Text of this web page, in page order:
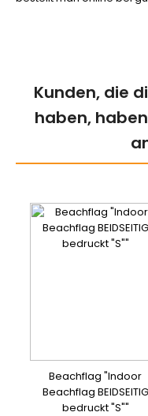
Kunden, die
haben,
Beachflag "Indoor
Beachflag BEIDSEITIG
bedruckt "S""